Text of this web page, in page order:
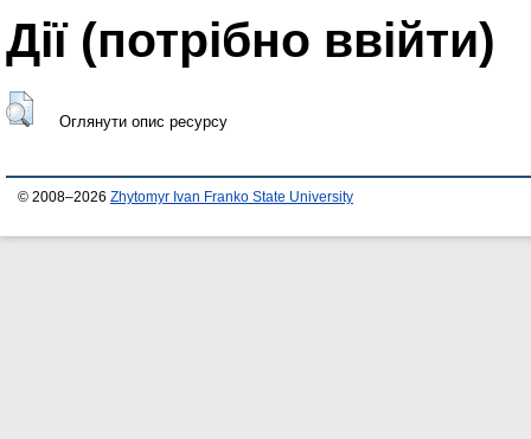
Дії ​​(потрібно ввійти)
Оглянути опис ресурсу
© 2008–2026 Zhytomyr Ivan Franko State University